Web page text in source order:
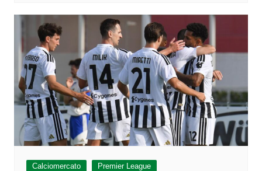
Calciomercato Premier League